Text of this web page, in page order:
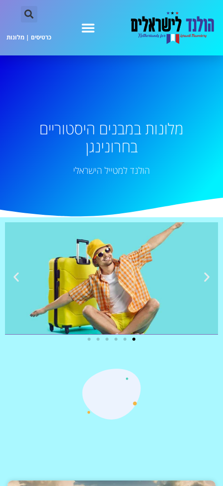
כרטיסים | מלונות
מלונות במבנים היסטוריים
בחרונינגן
הולנד למטייל הישראלי